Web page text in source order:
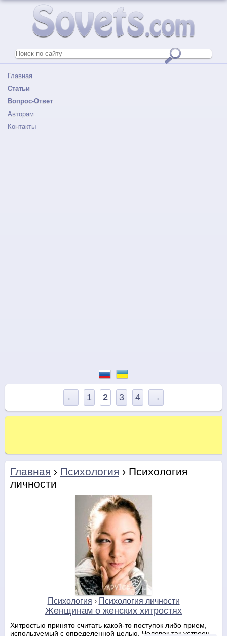
Главная
Статьи
Вопрос-Ответ
Авторам
Контакты
← 1 2 3 4 →
Главная › Психология › Психология
личности
Психология › Психология личности
Женщинам о женских хитростях
Хитростью принято считать какой-то поступок либо прием,
используемый с определенной целью. Человек так устроен –